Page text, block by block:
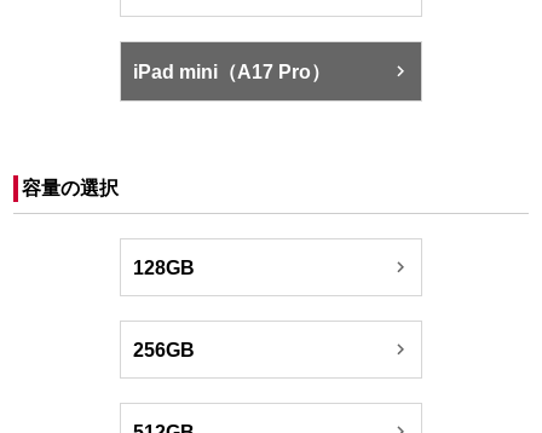
iPad mini（A17 Pro） 
容量の選択
128GB 
256GB 